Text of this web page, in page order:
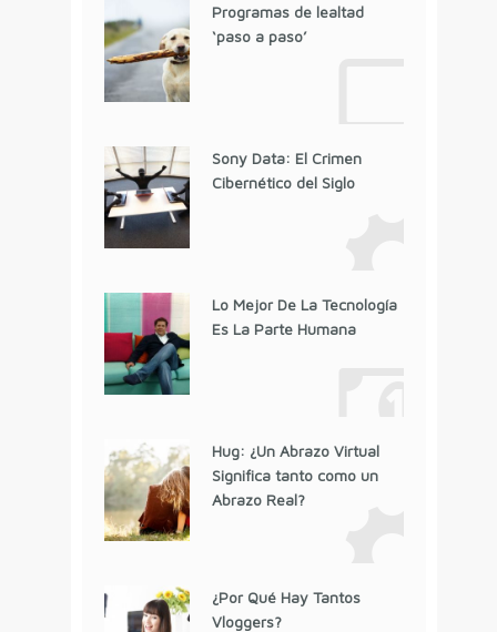
Programas de lealtad
‘paso a paso’
Sony Data: El Crimen
Cibernético del Siglo
Lo Mejor De La Tecnología
Es La Parte Humana
Hug: ¿Un Abrazo Virtual
Significa tanto como un
Abrazo Real?
¿Por Qué Hay Tantos
Vloggers?